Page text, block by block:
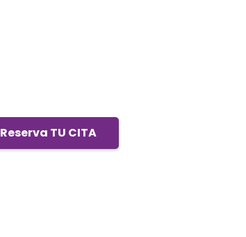
Reserva TU CITA